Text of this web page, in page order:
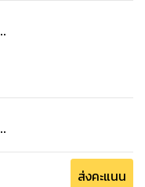
ส่งคะแนน